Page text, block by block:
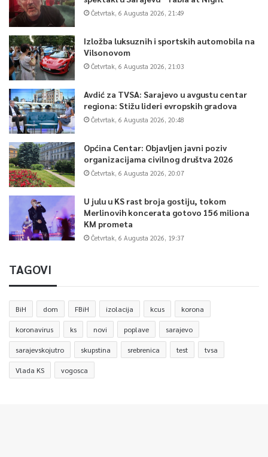
Četvrtak, 6 Augusta 2026, 21:49
Izložba luksuznih i sportskih automobila na
Vilsonovom
Četvrtak, 6 Augusta 2026, 21:03
Avdić za TVSA: Sarajevo u avgustu centar
regiona: Stižu lideri evropskih gradova
Četvrtak, 6 Augusta 2026, 20:48
Općina Centar: Objavljen javni poziv
organizacijama civilnog društva 2026
Četvrtak, 6 Augusta 2026, 20:07
U julu u KS rast broja gostiju, tokom
Merlinovih koncerata gotovo 156 miliona
KM prometa
Četvrtak, 6 Augusta 2026, 19:37
TAGOVI
BiH dom FBiH izolacija kcus korona
koronavirus ks novi poplave sarajevo
sarajevskojutro skupstina srebrenica test tvsa
Vlada KS vogosca